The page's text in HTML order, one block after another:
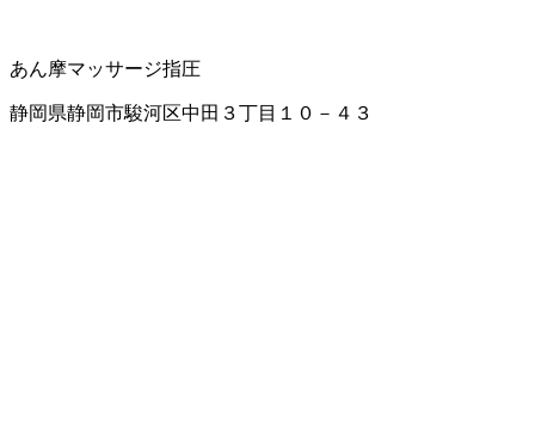
あん摩マッサージ指圧
静岡県静岡市駿河区中田３丁目１０－４３